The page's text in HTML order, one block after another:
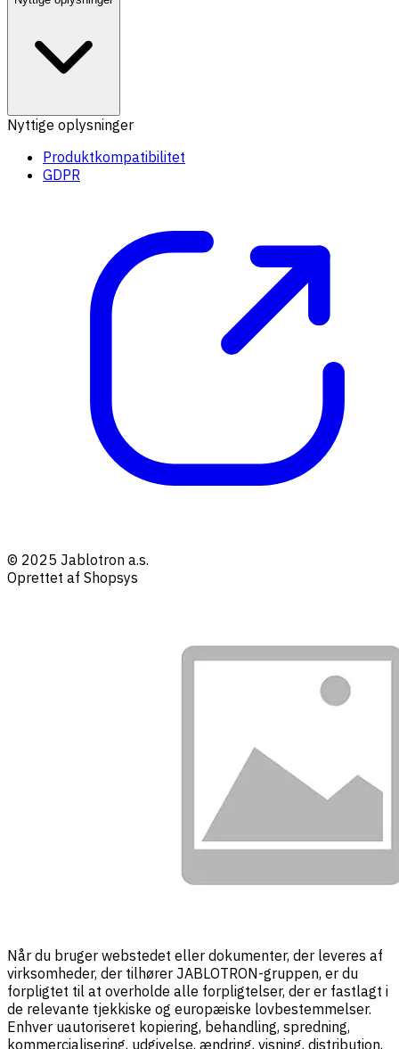
Nyttige oplysninger
Produktkompatibilitet
GDPR
© 2025 Jablotron a.s.
Oprettet af Shopsys
Når du bruger webstedet eller dokumenter, der leveres af
virksomheder, der tilhører JABLOTRON-gruppen, er du
forpligtet til at overholde alle forpligtelser, der er fastlagt i
de relevante tjekkiske og europæiske lovbestemmelser.
Enhver uautoriseret kopiering, behandling, spredning,
kommercialisering, udgivelse, ændring, visning, distribution,